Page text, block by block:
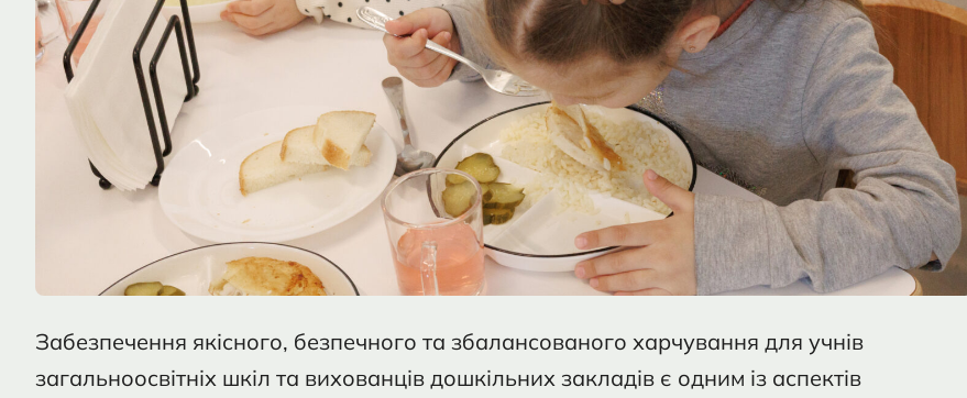
Забезпечення якісного, безпечного та збалансованого харчування для учнів
загальноосвітніх шкіл та вихованців дошкільних закладів є одним із аспектів